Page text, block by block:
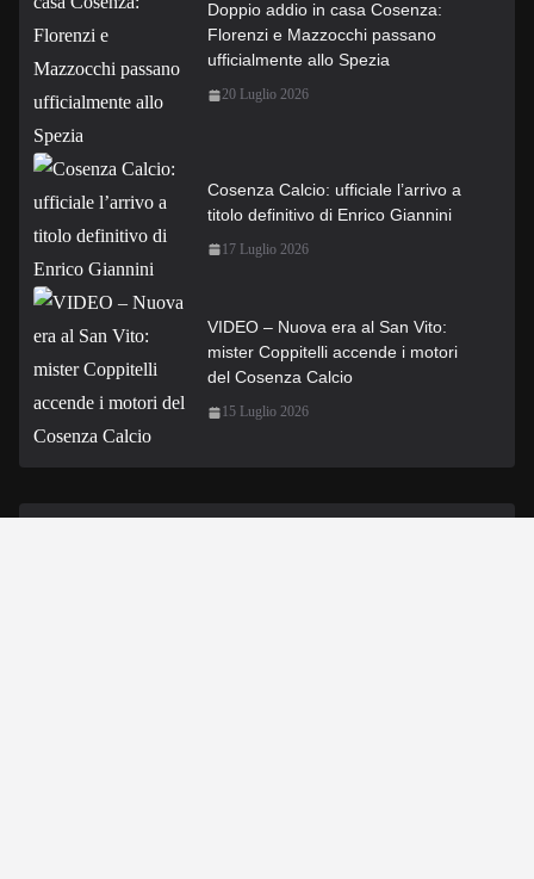
Doppio addio in casa Cosenza:
Florenzi e Mazzocchi passano
ufficialmente allo Spezia
20 Luglio 2026
Cosenza Calcio: ufficiale l’arrivo a
titolo definitivo di Enrico Giannini
17 Luglio 2026
VIDEO – Nuova era al San Vito:
mister Coppitelli accende i motori
del Cosenza Calcio
15 Luglio 2026